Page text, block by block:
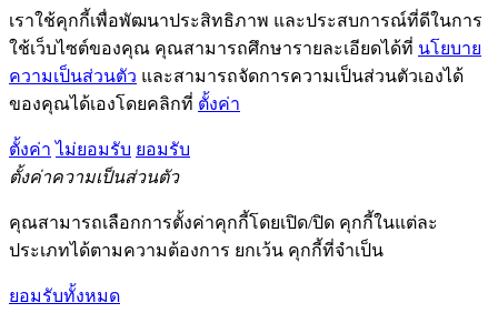
เราใช้คุกกี้เพื่อพัฒนาประสิทธิภาพ และประสบการณ์ที่ดีในการ
ใช้เว็บไซต์ของคุณ คุณสามารถศึกษารายละเอียดได้ที่ นโยบาย
ความเป็นส่วนตัว และสามารถจัดการความเป็นส่วนตัวเองได้
ของคุณได้เองโดยคลิกที่ ตั้งค่า
ตั้งค่า ไม่ยอมรับ ยอมรับ
ตั้งค่าความเป็นส่วนตัว
คุณสามารถเลือกการตั้งค่าคุกกี้โดยเปิด/ปิด คุกกี้ในแต่ละ
ประเภทได้ตามความต้องการ ยกเว้น คุกกี้ที่จำเป็น
ยอมรับทั้งหมด